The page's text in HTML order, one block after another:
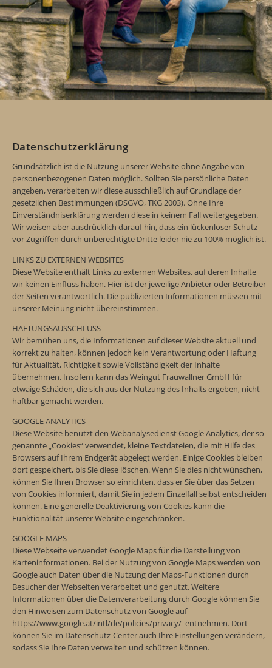
Datenschutzerklärung
Grundsätzlich ist die Nutzung unserer Website ohne Angabe von
personenbezogenen Daten möglich. Sollten Sie persönliche Daten
angeben, verarbeiten wir diese ausschließlich auf Grundlage der
gesetzlichen Bestimmungen (DSGVO, TKG 2003). Ohne Ihre
Einverständniserklärung werden diese in keinem Fall weitergegeben.
Wir weisen aber ausdrücklich darauf hin, dass ein lückenloser Schutz
vor Zugriffen durch unberechtigte Dritte leider nie zu 100% möglich ist.
LINKS ZU EXTERNEN WEBSITES
Diese Website enthält Links zu externen Websites, auf deren Inhalte
wir keinen Einfluss haben. Hier ist der jeweilige Anbieter oder Betreiber
der Seiten verantwortlich. Die publizierten Informationen müssen mit
unserer Meinung nicht übereinstimmen.
HAFTUNGSAUSSCHLUSS
Wir bemühen uns, die Informationen auf dieser Website aktuell und
korrekt zu halten, können jedoch kein Verantwortung oder Haftung
für Aktualität, Richtigkeit sowie Vollständigkeit der Inhalte
übernehmen. Insofern kann das Weingut Frauwallner GmbH für
etwaige Schäden, die sich aus der Nutzung des Inhalts ergeben, nicht
haftbar gemacht werden.
GOOGLE ANALYTICS
Diese Website benutzt den Webanalysedienst Google Analytics, der so
genannte „Cookies“ verwendet, kleine Textdateien, die mit Hilfe des
Browsers auf Ihrem Endgerät abgelegt werden. Einige Cookies bleiben
dort gespeichert, bis Sie diese löschen. Wenn Sie dies nicht wünschen,
können Sie Ihren Browser so einrichten, dass er Sie über das Setzen
von Cookies informiert, damit Sie in jedem Einzelfall selbst entscheiden
können. Eine generelle Deaktivierung von Cookies kann die
Funktionalität unserer Website eingeschränken.
GOOGLE MAPS
Diese Webseite verwendet Google Maps für die Darstellung von
Karteninformationen. Bei der Nutzung von Google Maps werden von
Google auch Daten über die Nutzung der Maps-Funktionen durch
Besucher der Webseiten verarbeitet und genutzt. Weitere
Informationen über die Datenverarbeitung durch Google können Sie
den Hinweisen zum Datenschutz von Google auf
https://www.google.at/intl/de/policies/privacy/ entnehmen. Dort
können Sie im Datenschutz-Center auch Ihre Einstellungen verändern,
sodass Sie Ihre Daten verwalten und schützen können.